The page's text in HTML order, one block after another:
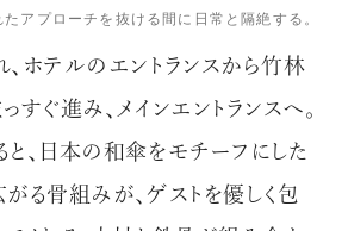
アプローチを抜ける間に日常と隔絶する。
ホテルのエントランスから竹林
すぐ進み、メインエントランスへ。
、日本の和傘をモチーフにした
る骨組みが、ゲストを優しく包